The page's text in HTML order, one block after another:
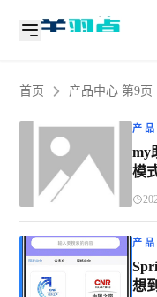
首页 产品中心 第9页
产
my
模
产
想